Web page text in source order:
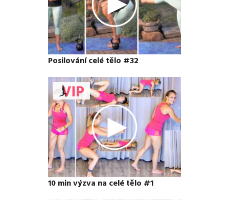
Posilování celé tělo #32
10 min výzva na celé tělo #1